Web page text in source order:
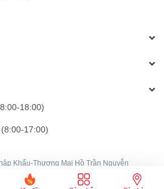
18:00)
(8:00-17:00)
Khẩu-Thương Mại Hồ Trần Nguyễn
TP.HCM cấp ngày 22/08/2003